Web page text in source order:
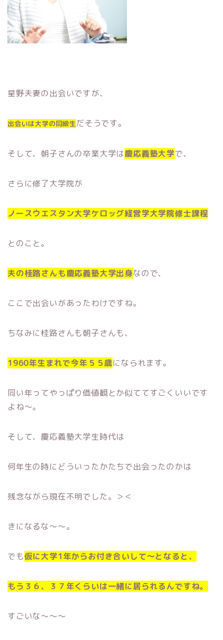
星野夫妻の出会いですが、
出会いは大学の同級生だそうです。
そして、朝子さんの卒業大学は慶応義塾大学で、
さらに修了大学院が
ノースウエスタン大学ケロッグ経営学大学院修士課程
とのこと。
夫の桂路さんも慶応義塾大学出身なので、
ここで出会いがあったわけですね。
ちなみに桂路さんも朝子さんも、
1960年生まれで今年５５歳になられます。
同い年ってやっぱり価値観とか似ててすごくいいです
よね〜。
そして、慶応義塾大学生時代は
何年生の時にどういったかたちで出会ったのかは
残念ながら現在不明でした。＞＜
きになるな〜〜。
でも仮に大学1年からお付き合いして〜となると、
もう３６、３７年くらいは一緒に居られるんですね。
すごいな〜〜〜